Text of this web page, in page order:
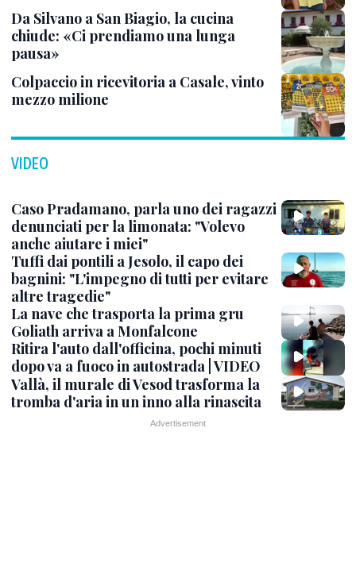
Da Silvano a San Biagio, la cucina
chiude: «Ci prendiamo una lunga
pausa»
Colpaccio in ricevitoria a Casale, vinto
mezzo milione
VIDEO
Caso Pradamano, parla uno dei ragazzi
denunciati per la limonata: "Volevo
anche aiutare i miei"
Tuffi dai pontili a Jesolo, il capo dei
bagnini: "L'impegno di tutti per evitare
altre tragedie"
La nave che trasporta la prima gru
Goliath arriva a Monfalcone
Ritira l'auto dall'officina, pochi minuti
dopo va a fuoco in autostrada | VIDEO
Vallà, il murale di Vesod trasforma la
tromba d'aria in un inno alla rinascita